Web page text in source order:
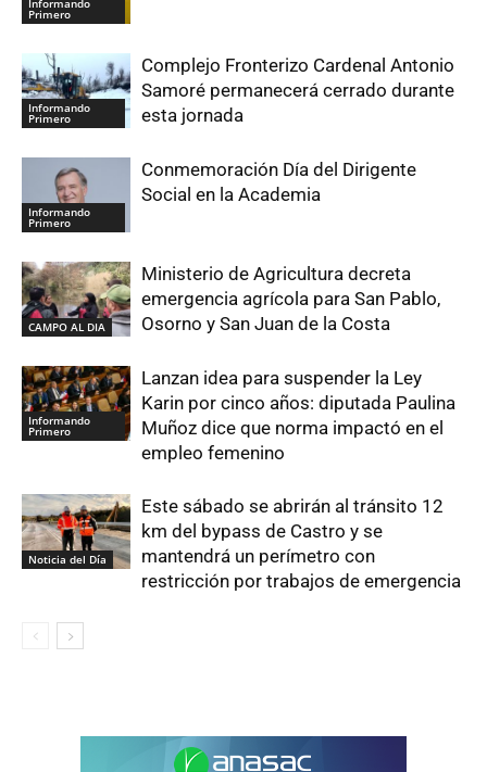
Informando
Primero
Informando
Primero
Complejo Fronterizo Cardenal Antonio
Samoré permanecerá cerrado durante
esta jornada
Informando
Primero
Conmemoración Día del Dirigente
Social en la Academia
CAMPO AL DIA
Ministerio de Agricultura decreta
emergencia agrícola para San Pablo,
Osorno y San Juan de la Costa
Informando
Primero
Lanzan idea para suspender la Ley
Karin por cinco años: diputada Paulina
Muñoz dice que norma impactó en el
empleo femenino
Noticia del Día
Este sábado se abrirán al tránsito 12
km del bypass de Castro y se
mantendrá un perímetro con
restricción por trabajos de emergencia